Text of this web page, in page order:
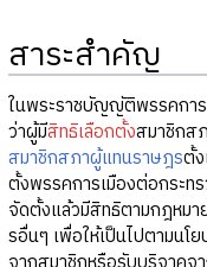
สาระสำคัญ
ในพระราชบัญญัติพรรคกา
ว่าผู้มีสิทธิเลือกตั้งสมาชิกส
สมาชิกสภาผู้แทนราษฎรตั้
ตั้งพรรคการเมืองต่อกระท
จัดตั้งแล้วมีสิทธิตามกฎหมา
รอื่นๆ เพื่อให้เป็นไปตามนโ